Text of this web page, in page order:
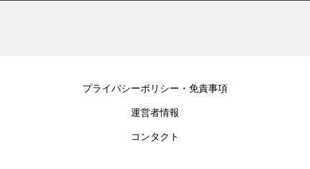
プライバシーポリシー・免責事項
運営者情報
コンタクト